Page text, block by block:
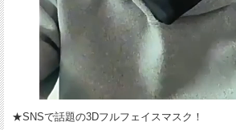
★SNSで話題の3Dフルフェイスマスク！